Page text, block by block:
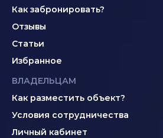
Как забронировать?
Отзывы
Статьи
Избранное
ВЛАДЕЛЬЦАМ
Как разместить объект?
Условия сотрудничества
Личный кабинет